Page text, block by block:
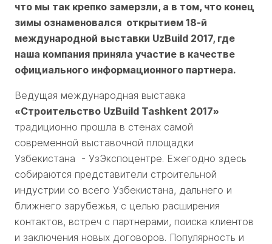
что мы так крепко замерзли, а в том, что конец
зимы ознаменовался открытием 18-й
международной выставки UzBuild 2017, где
наша компания приняла участие в качестве
официального информационного партнера.
Ведущая международная выставка
«Строительство UzBuild Tashkent 2017»
традиционно прошла в стенах самой
современной выставочной площадки
Узбекистана - УзЭкспоцентре. Ежегодно здесь
собираются представители строительной
индустрии со всего Узбекистана, дальнего и
ближнего зарубежья, с целью расширения
контактов, встреч с партнерами, поиска клиентов
и заключения новых договоров. Популярность и